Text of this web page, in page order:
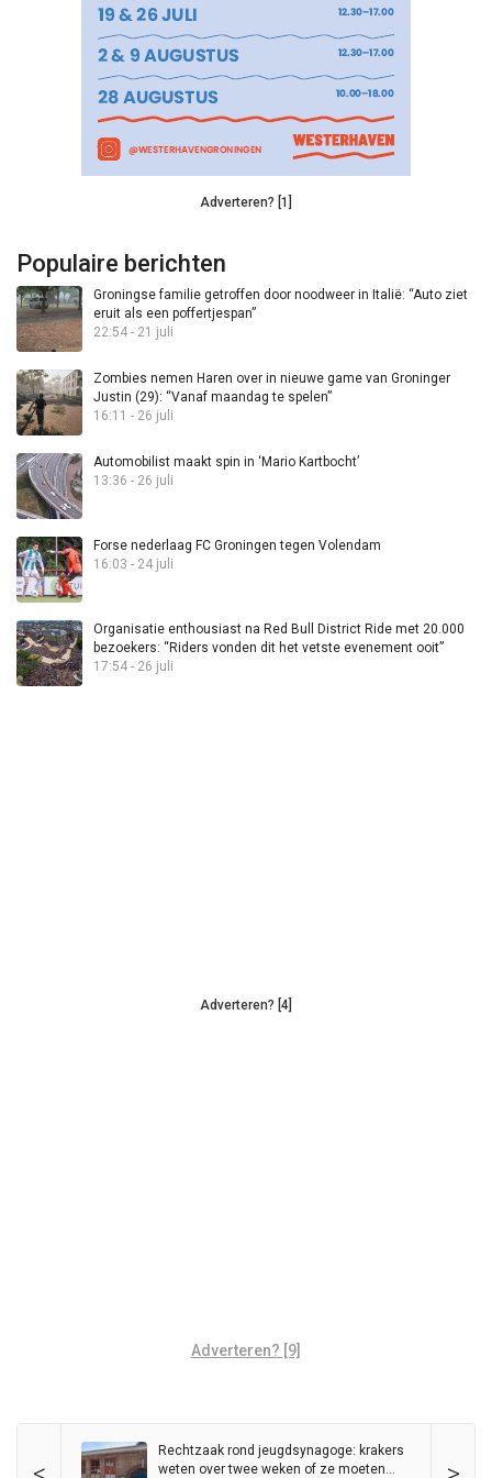
Adverteren? [1]
Populaire berichten
Groningse familie getroffen door noodweer in Italië: “Auto ziet
eruit als een poffertjespan”
22:54 - 21 juli
Zombies nemen Haren over in nieuwe game van Groninger
Justin (29): “Vanaf maandag te spelen”
16:11 - 26 juli
Automobilist maakt spin in ‘Mario Kartbocht’
13:36 - 26 juli
Forse nederlaag FC Groningen tegen Volendam
16:03 - 24 juli
Organisatie enthousiast na Red Bull District Ride met 20.000
bezoekers: “Riders vonden dit het vetste evenement ooit”
17:54 - 26 juli
Adverteren? [4]
Adverteren? [9]
Rechtzaak rond jeugdsynagoge: krakers
weten over twee weken of ze moeten